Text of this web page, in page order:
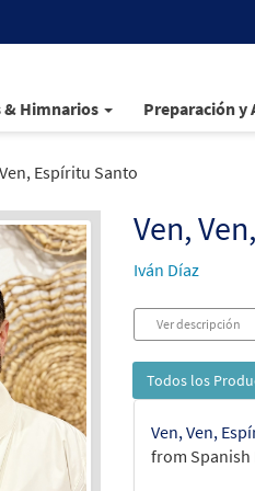
& Himnarios Preparación y
Espíritu Santo
Ven,
Iván Díaz
Ver descripción
Todos los
Ven, Ven,
from Spanish